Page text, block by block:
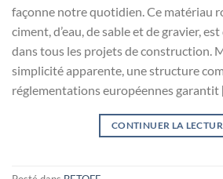
façonne notre quotidien. Ce matériau
ciment, d’eau, de sable et de gravier,
dans tous les projets de construction.
simplicité apparente, une structure
réglementations européennes
CONTINUER LA